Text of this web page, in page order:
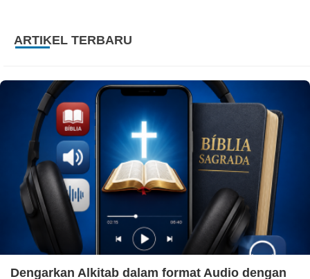
ARTIKEL TERBARU
Dengarkan Alkitab dalam format Audio dengan